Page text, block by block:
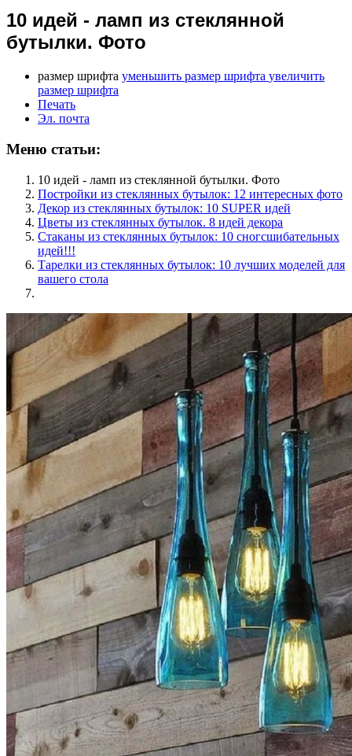
10 идей - ламп из стеклянной
бутылки. Фото
размер шрифта уменьшить размер шрифта увеличить
размер шрифта
Печать
Эл. почта
Меню статьи:
10 идей - ламп из стеклянной бутылки. Фото
Постройки из стеклянных бутылок: 12 интересных фото
Декор из стеклянных бутылок: 10 SUPER идей
Цветы из стеклянных бутылок. 8 идей декора
Стаканы из стеклянных бутылок: 10 сногсшибательных
идей!!!
Тарелки из стеклянных бутылок: 10 лучших моделей для
вашего стола